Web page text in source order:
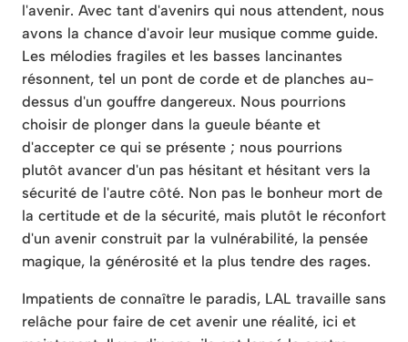
l'avenir. Avec tant d'avenirs qui nous attendent, nous
avons la chance d'avoir leur musique comme guide.
Les mélodies fragiles et les basses lancinantes
résonnent, tel un pont de corde et de planches au-
dessus d'un gouffre dangereux. Nous pourrions
choisir de plonger dans la gueule béante et
d'accepter ce qui se présente ; nous pourrions
plutôt avancer d'un pas hésitant et hésitant vers la
sécurité de l'autre côté. Non pas le bonheur mort de
la certitude et de la sécurité, mais plutôt le réconfort
d'un avenir construit par la vulnérabilité, la pensée
magique, la générosité et la plus tendre des rages.
Impatients de connaître le paradis, LAL travaille sans
relâche pour faire de cet avenir une réalité, ici et